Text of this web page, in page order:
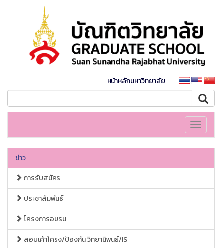
หน้าหลักมหาวิทยาลัย
Toggle
ข่าว
การรับสมัคร
ประชาสัมพันธ์
โครงการอบรม
สอบเค้าโครง/ป้องกัน วิทยานิพนธ์/IS